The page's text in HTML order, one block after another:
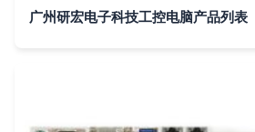
广州研宏电子科技工控电脑产品列表